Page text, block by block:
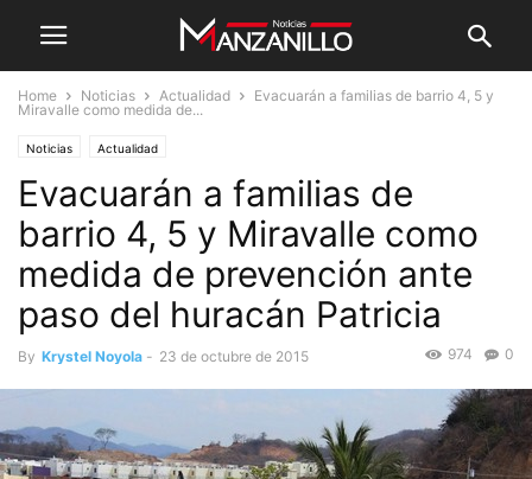
Home Noticias Actualidad
Evacuarán a familias de barrio 4, 5 y
Miravalle como medida de...
Noticias Actualidad
Evacuarán a familias de
barrio 4, 5 y Miravalle como
medida de prevención ante
paso del huracán Patricia
By Krystel Noyola - 23 de octubre de 2015 0
974